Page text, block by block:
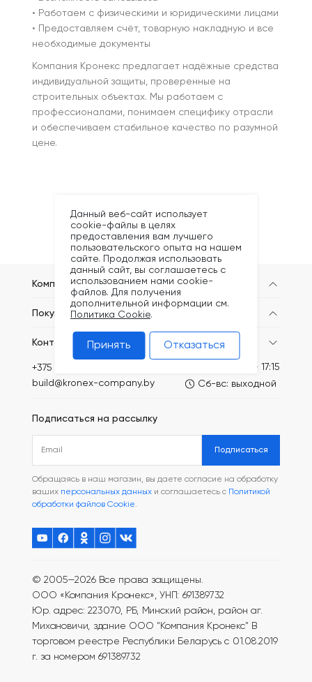
• Работаем с физическими и юридическими лицами
• Предоставляем счёт, товарную накладную и все
необходимые документы
Компания Кронекс предлагает надёжные средства
индивидуальной защиты, проверенные на
строительных объектах. Мы работаем с
профессионалами, понимаем специфику отрасли
и обеспечиваем стабильное качество по разумной
цене.
Компания
Покупателям
Контакты
+375 (44) 749-20-73
build@kronex-company.by
Пн-Пт: 8:30 - 17:15
Сб-вс: выходной
Подписаться на рассылку
Подписаться
Обращаясь в наш магазин, вы даете согласие на обработку
ваших персональных данных и соглашаетесь с Политикой
обработки файлов Cookie.
© 2005—2026 Все права защищены.
ООО «Компания Кронекс», УНП: 691389732
Юр. адрес: 223070, РБ, Минский район, район аг.
Михановичи, здание ООО "Компания Кронекс" В
торговом реестре Республики Беларусь с 01.08.2019
г. за номером 691389732
Данный веб-сайт использует
cookie-файлы в целях
предоставления вам лучшего
пользовательского опыта на нашем
сайте. Продолжая использовать
данный сайт, вы соглашаетесь с
использованием нами cookie-
файлов. Для получения
дополнительной информации см.
Политика Cookie.
Принять Отказаться